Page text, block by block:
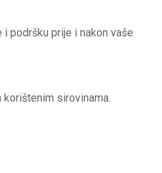
podršku prije i nakon vaše
sirovinama.